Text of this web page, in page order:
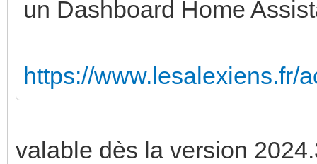
un Dashboard Home
https://www.lesalexiens.fr/
valable dès la version